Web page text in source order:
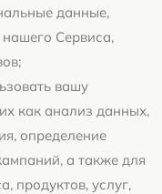
данные,
Сервиса,
вашу
как анализ данных,
определение
а также для
продуктов, услуг,